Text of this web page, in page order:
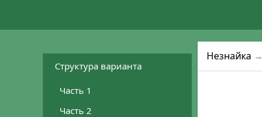
Структура варианта
Часть 1
Часть 2
Незнайка →